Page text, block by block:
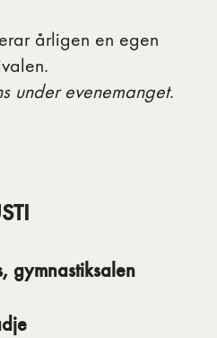
årligen en egen
under evenemanget.
gymnastiksalen